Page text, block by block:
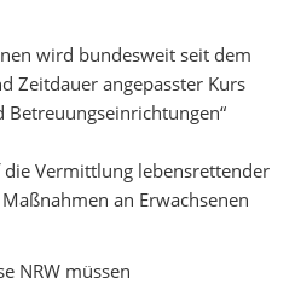
wird bundesweit seit dem
Zeitdauer angepasster Kurs
Betreuungseinrichtungen“
Vermittlung lebensrettender
an Erwachsenen
NRW müssen